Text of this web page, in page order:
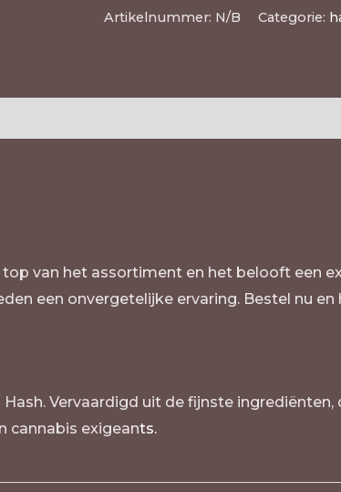
Artikelnummer: N/B Categorie:
van het assortiment en het belooft een
een onvergetelijke ervaring. Bestel nu en
Vervaardigd uit de fijnste
cannabis exigeants.